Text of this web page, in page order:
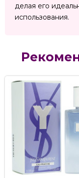
делая его
использования.